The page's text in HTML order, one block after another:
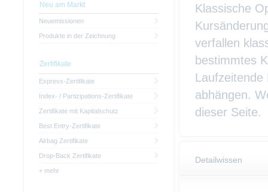
Klassische
verfallen
bestimmtes
abhängen.
dieser Seite.
Detailwissen
Neu am Markt
Neuemissionen
Produkte in der Zeichnung
Zertifikate
Express-Zertifikate
Index- / Partizipations-Zertifikate
Zertifikate mit Kapitalschutz
Best Entry-Zertifikate
Airbag Zertifikate
Drop-Back Zertifikate
+ mehr